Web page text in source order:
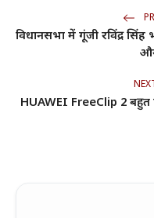
विधानसभा में गूंजी रविंद्र
HUAWEI FreeClip 2 बहुत